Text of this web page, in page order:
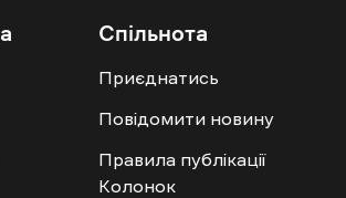
Спільнота
Приєднатись
Повідомити новину
Правила публікації
Колонок